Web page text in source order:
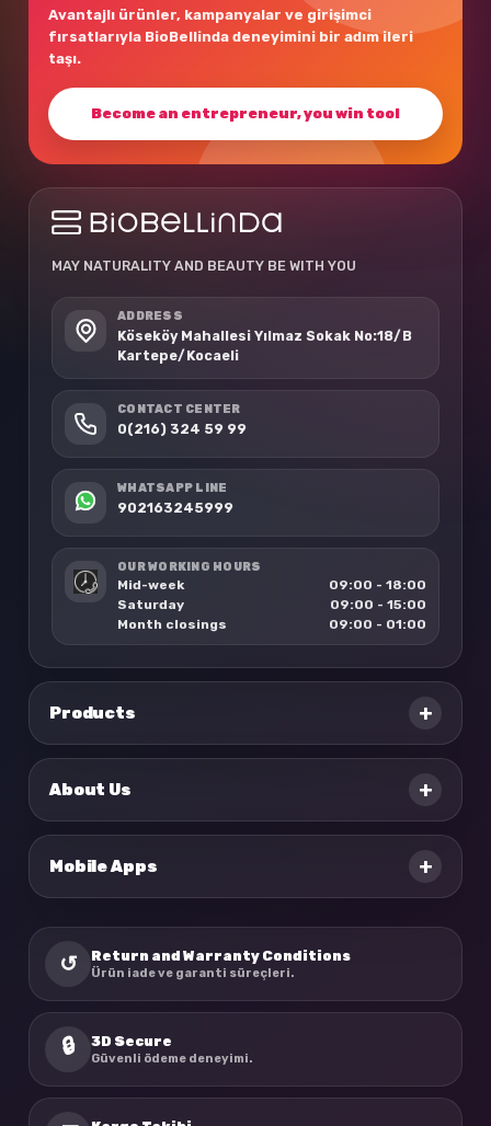
Avantajlı ürünler, kampanyalar ve girişimci
fırsatlarıyla BioBellinda deneyimini bir adım ileri
taşı.
Become an entrepreneur, you win too!
MAY NATURALITY AND BEAUTY BE WITH YOU
ADDRESS
Köseköy Mahallesi Yılmaz Sokak No:18/B
Kartepe/Kocaeli
CONTACT CENTER
0(216) 324 59 99
WHATSAPP LINE
902163245999
OUR WORKING HOURS
Mid-week
09:00 - 18:00
Saturday
09:00 - 15:00
Month closings
09:00 - 01:00
Products +
About Us +
Mobile Apps +
↺ Return and Warranty Conditions
Ürün iade ve garanti süreçleri.
🔒 3D Secure
Güvenli ödeme deneyimi.